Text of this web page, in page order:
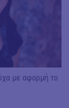
με αφορμή το